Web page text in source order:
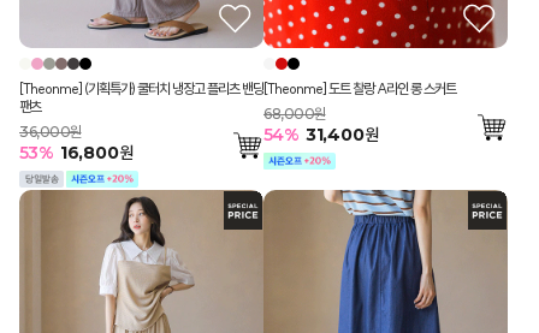
[Theonme] (기획특가) 쿨터치 냉장고 플리츠 밴딩
팬츠
36,000원
53% 16,800원
[Theonme] 도트 찰랑 A라인 롱 스커트
68,000원
54% 31,400원